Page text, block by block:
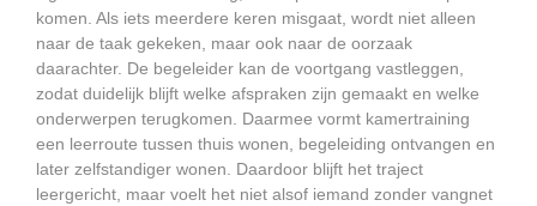
komen. Als iets meerdere keren misgaat, wordt niet alleen
naar de taak gekeken, maar ook naar de oorzaak
daarachter. De begeleider kan de voortgang vastleggen,
zodat duidelijk blijft welke afspraken zijn gemaakt en welke
onderwerpen terugkomen. Daarmee vormt kamertraining
een leerroute tussen thuis wonen, begeleiding ontvangen en
later zelfstandiger wonen. Daardoor blijft het traject
leergericht, maar voelt het niet alsof iemand zonder vangnet